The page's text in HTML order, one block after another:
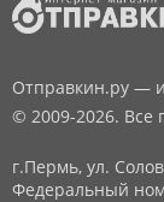
Отправкин.ру —
© 2009-2026.
г.Пермь, ул.
Федеральный